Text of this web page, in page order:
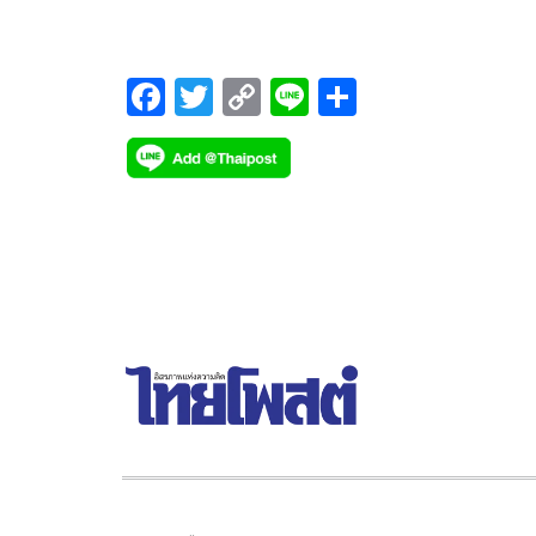
แฟนละครได้ชมในวันที่ 4 มกราคม เวลา 19.00 น.
F
ac
e
T
wi
tt
C
o
p
Li